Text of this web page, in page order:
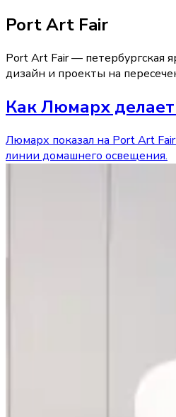
Port Art Fair
Port Art Fair — петербургская
дизайн и проекты на
Как Люмарх
Люмарх показал на Port Art
линии домашнего освещения.